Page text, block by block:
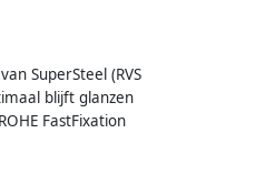
SuperSteel (RVS
blijft glanzen
FastFixation